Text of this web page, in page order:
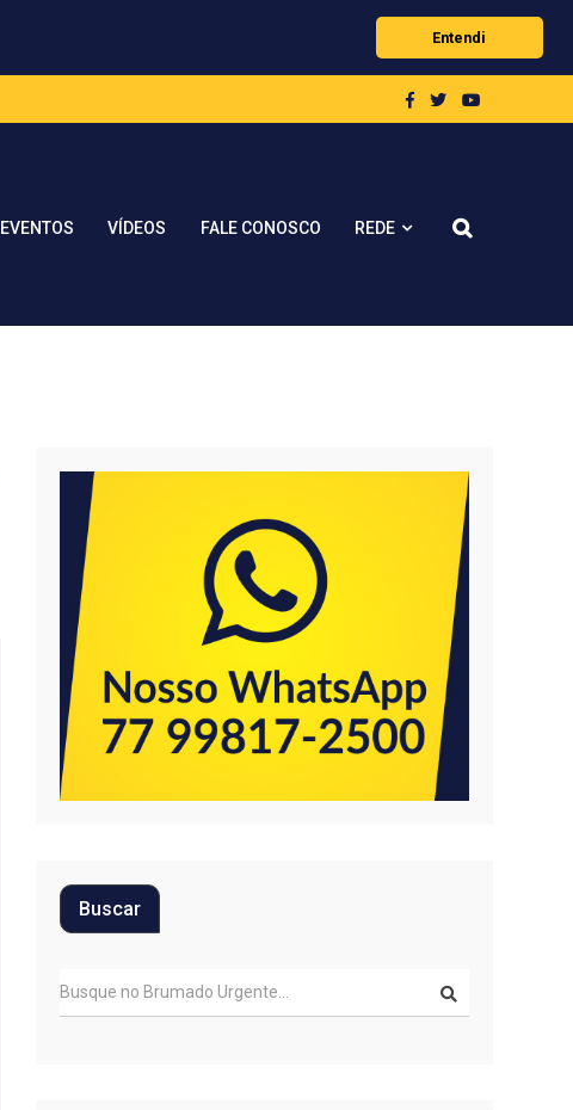
Entendi
EVENTOS VÍDEOS FALE CONOSCO REDE
Buscar